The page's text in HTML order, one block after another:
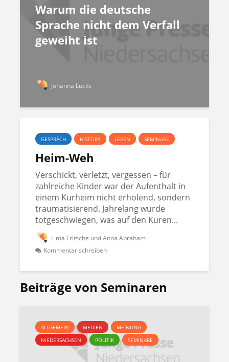
Warum die deutsche
Sprache nicht dem Verfall
geweiht ist
Johanna Lucks
GESPRÄCH HISTORY LEBEN SEMINARE
Heim-Weh
Verschickt, verletzt, vergessen – für
zahlreiche Kinder war der Aufenthalt in
einem Kurheim nicht erholend, sondern
traumatisierend. Jahrelang wurde
totgeschwiegen, was auf den Kuren...
Lima Fritsche und Anna Abraham
Kommentar schreiben
Beiträge von Seminaren
ALLGEMEIN MEDIEN
MEINUNG
NIEDERSACHSEN
POLITIK SEMINARE